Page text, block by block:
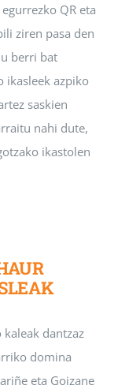
QR eta
ziren pasa den
berri bat
ikasleek azpiko
saskien
nahi dute,
ikastolen
dantzaz
domina
eta Goizane